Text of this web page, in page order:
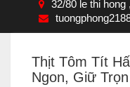
32/80 le thi hong
Thịt Tôm Tít
Ngon, Giữ